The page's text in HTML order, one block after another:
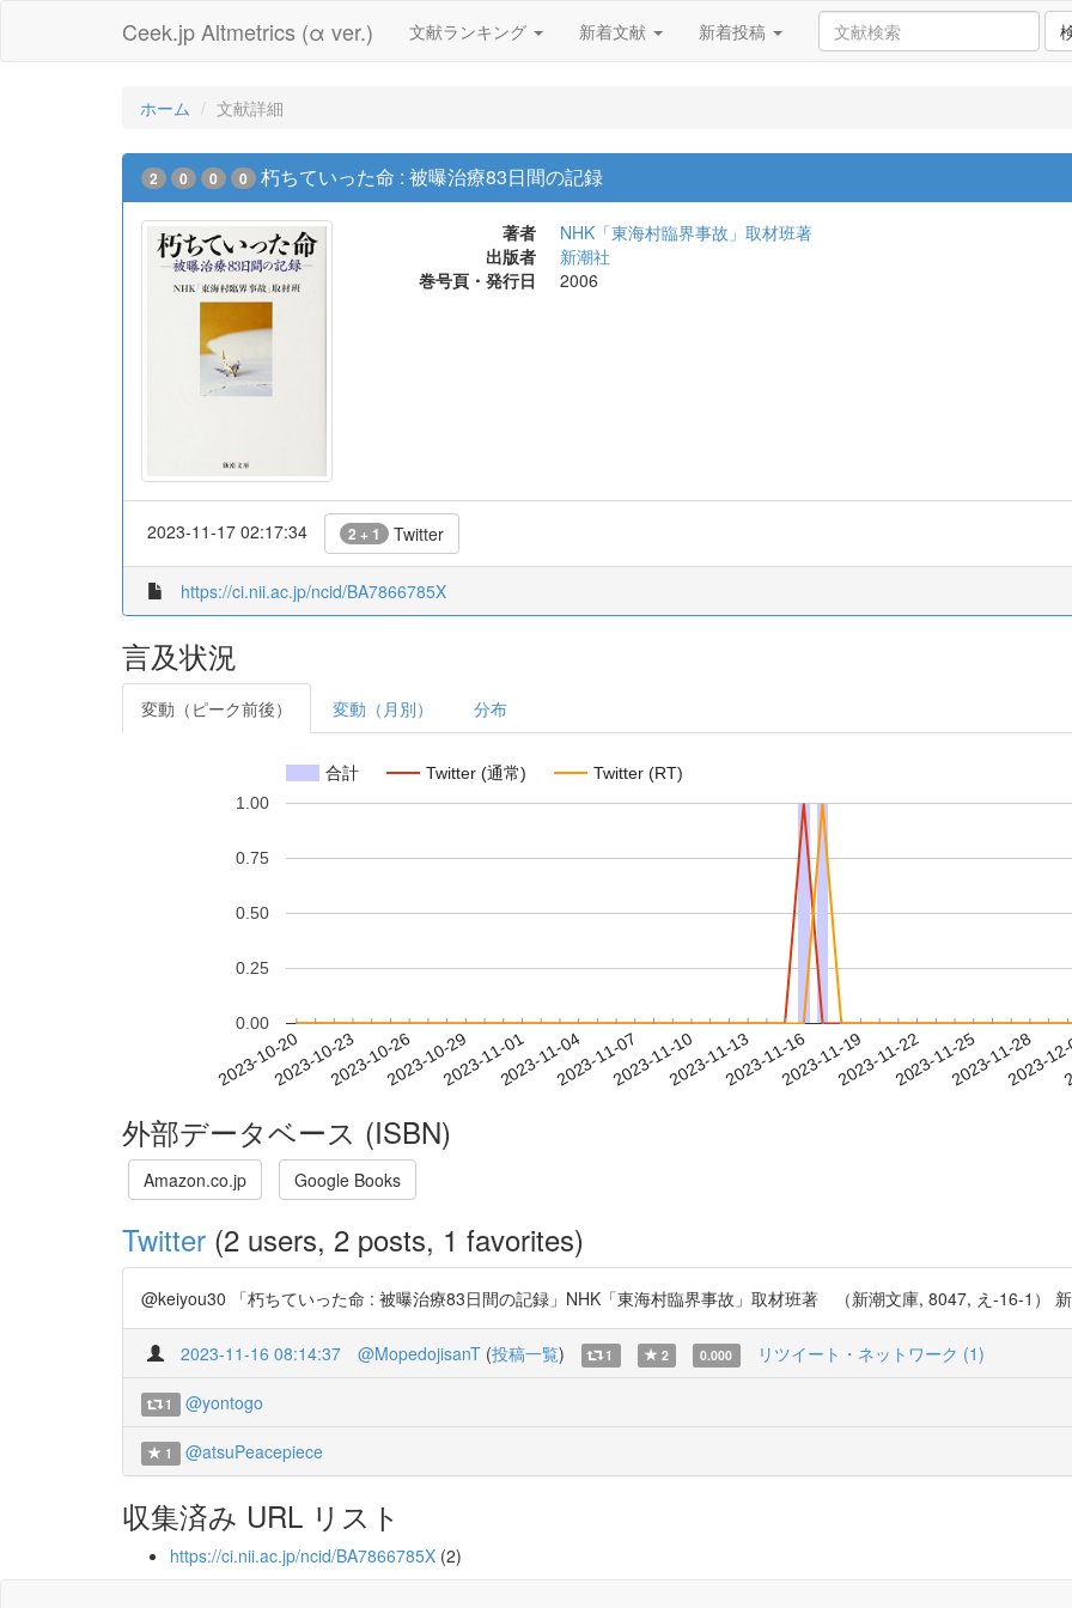
Ceek.jp Altmetrics (α ver.) 文献ランキング 新着文献 新着投稿
ホーム 文献詳細
2 0 0 0 朽ちていった命 : 被曝治療83日間の記録
著者
NHK「東海村臨界事故」取材班著
出版者
新潮社
巻号頁・発行日
2006
2023-11-17 02:17:34 2 + 1 Twitter
https://ci.nii.ac.jp/ncid/BA7866785X
言及状況
変動（ピーク前後） 変動（月別） 分布
合計 Twitter (通常) Twitter (RT)
2023-10-202023-10-232023-10-262023-10-292023-11-012023-11-042023-11-072023-11-102023-11-132023-11-162023-11-192023-11-222023-11-252023-11-28
2023-
0.00
0.25
0.50
0.75
1.00
外部データベース (ISBN)
Amazon.co.jp Google Books
Twitter (2 users, 2 posts, 1 favorites)
@keiyou30 「朽ちていった命 : 被曝治療83日間の記録」NHK「東海村臨界事故」取材班著 （新潮文庫, 8047, え-16-1）
2023-11-16 08:14:37 @MopedojisanT (投稿一覧) 1 2 0.000 リツイート・ネットワーク (1)
1 @yontogo
1 @atsuPeacepiece
収集済み URL リスト
https://ci.nii.ac.jp/ncid/BA7866785X (2)